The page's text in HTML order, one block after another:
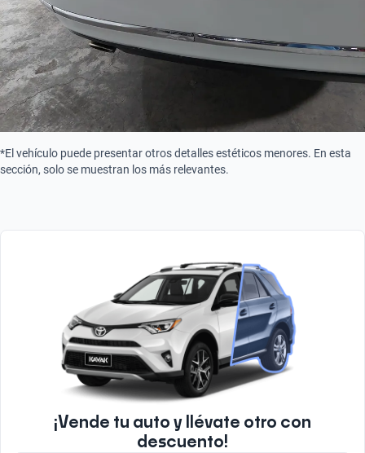
Combustión
*El vehículo puede presentar otros detalles estéticos menores. En esta
sección, solo se muestran los más relevantes.
¡Vende tu auto y llévate otro con
descuento!